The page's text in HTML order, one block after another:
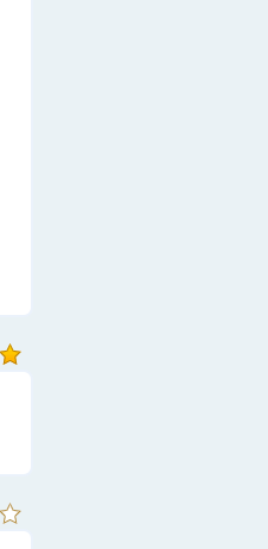
beeld met verticale strepen